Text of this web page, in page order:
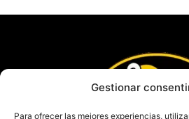
Gestionar
Para ofrecer las mejores experiencias,